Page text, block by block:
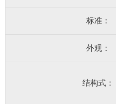
标准：
外观：
结构式：